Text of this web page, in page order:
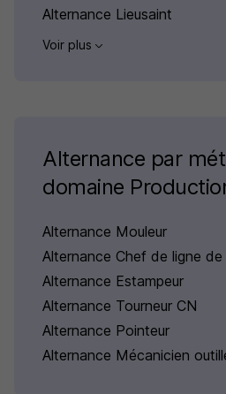
Alternance Lieusaint
Voir plus
Alternance par
domaine
Alternance Mouleur
Alternance Chef de ligne
Alternance Estampeur
Alternance Tourneur CN
Alternance Pointeur
Alternance Mécanicien